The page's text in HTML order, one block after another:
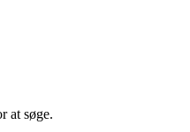
at søge.